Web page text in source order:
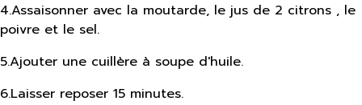
4.Assaisonner avec la moutarde, le jus de 2 citrons , le
poivre et le sel.
5.Ajouter une cuillère à soupe d'huile.
6.Laisser reposer 15 minutes.